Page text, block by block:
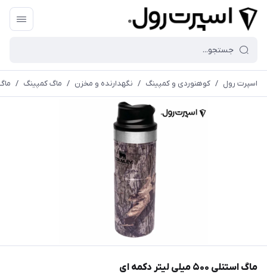
اسپرت رول / کوهنوردی و کمپینگ / نگهدارنده و مخزن / ماگ کمپینگ / ماگ
ماگ استنلی ۵۰۰ میلی لیتر دکمه ای